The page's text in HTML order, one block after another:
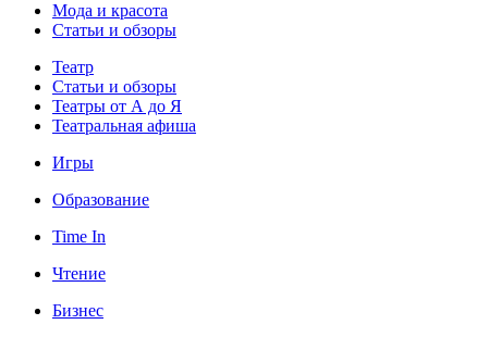
Мода и красота
Статьи и обзоры
Театр
Статьи и обзоры
Театры от А до Я
Театральная афиша
Игры
Образование
Time In
Чтение
Бизнес